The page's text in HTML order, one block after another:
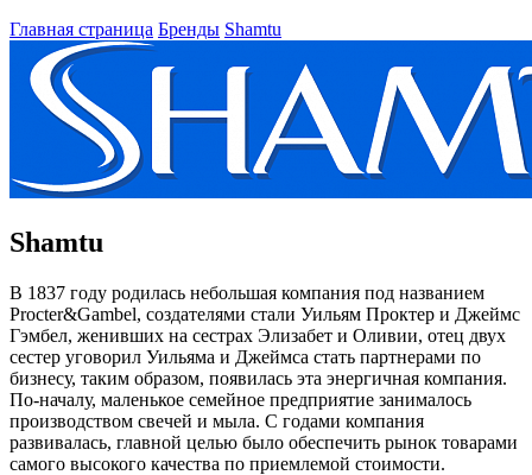
Главная страница Бренды Shamtu
Shamtu
В 1837 году родилась небольшая компания под названием
Procter&Gambel, создателями стали Уильям Проктер и Джеймс
Гэмбел, женивших на сестрах Элизабет и Оливии, отец двух
сестер уговорил Уильяма и Джеймса стать партнерами по
бизнесу, таким образом, появилась эта энергичная компания.
По-началу, маленькое семейное предприятие занималось
производством свечей и мыла. С годами компания
развивалась, главной целью было обеспечить рынок товарами
самого высокого качества по приемлемой стоимости.